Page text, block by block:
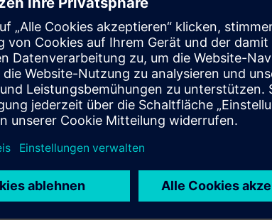
BiCo-technológiával
eljárásokkal
elve
jelek, figyelmeztetések és riasztások felhasználásával
biztonsági funkciók használatába
en keresztül, a PROFIdrive Standard Telegramok segítségével
elveket és módokat.
felépítésű hajtáscsalád HW
diagnosztizálásához
üzembe helyezésére,